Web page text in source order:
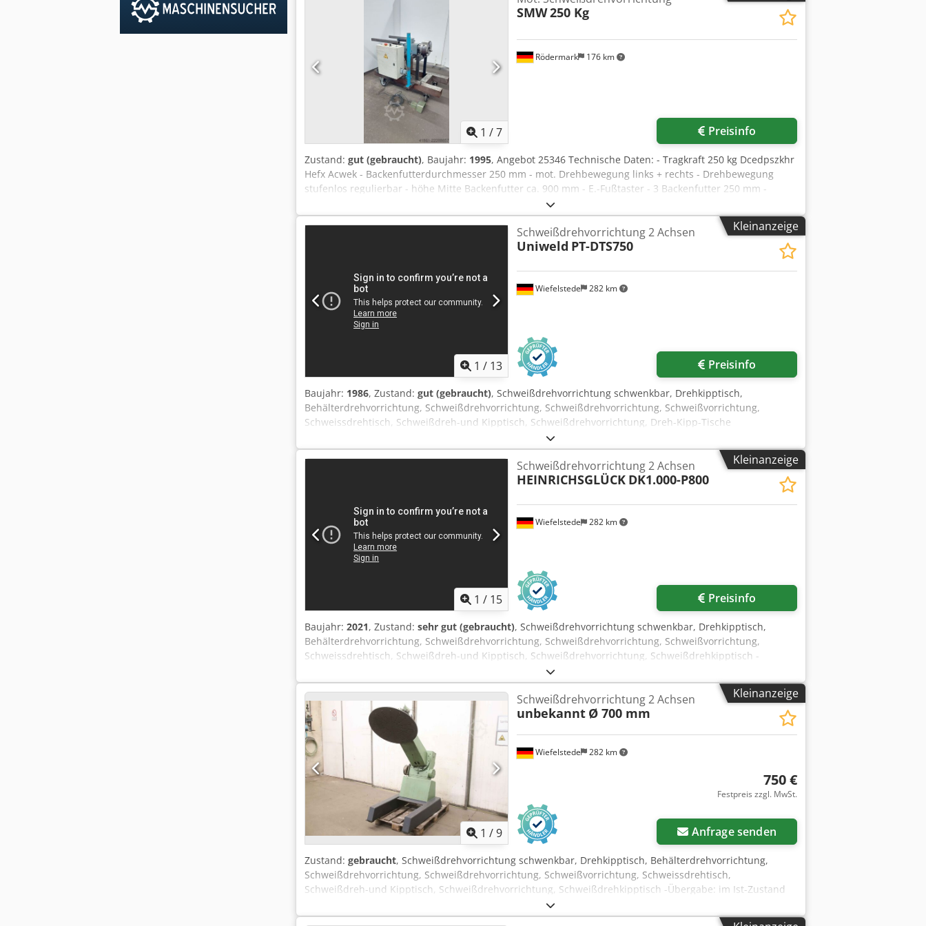
1 /7
Rödermark 176 km
SMW250 Kg
Preisinfo
Zustand: gut (gebraucht), Baujahr: 1995, Angebot 25346 Technische Daten: - Tragkraft 250 kg Dcedpszkhr
Hefx Acwek - Backenfutterdurchmesser 250 mm - mot. Drehbewegung links + rechts - Drehbewegung
stufenlos regulierbar - höhe Mitte Backenfutter ca. 900 mm - E.-Fußtaster - 3 Backenfutter 250 mm -
Fahrbares Untergestell - Platzbedarf ca. B 800 x H 1200 x T 1400 mm - Gewicht ca. 350 kg
Kleinanzeige
1 / 13
Wiefelstede 282 km
Schweißdrehvorrichtung 2 Achsen
Uniweld PT-DTS750
Preisinfo
Baujahr: 1986, Zustand: gut (gebraucht), Schweißdrehvorrichtung schwenkbar, Drehkipptisch,
Behälterdrehvorrichtung, Schweißdrehvorrichtung, Schweißdrehvorrichtung, Schweißvorrichtung,
Schweissdrehtisch, Schweißdreh-und Kipptisch, Schweißdrehvorrichtung, Dreh-Kipp-Tische
Positioniervorrichtung -Tisch: ist kippbar 360° -Aufspanndurchmesser: 850 mm -Antrieb: 3,5 kW -Achsen:
2 Stück -neigbar: elektrisch -Höhenverstellung: Nein -Abmessungen: 4000/1480/H1350 mm -Eigengewicht:
Kleinanzeige
1 / 15
Wiefelstede 282 km
Schweißdrehvorrichtung 2 Achsen
HEINRICHSGLÜCK DK1.000-P800
Preisinfo
Baujahr: 2021, Zustand: sehr gut (gebraucht), Schweißdrehvorrichtung schwenkbar, Drehkipptisch,
Behälterdrehvorrichtung, Schweißdrehvorrichtung, Schweißdrehvorrichtung, Schweißvorrichtung,
Schweissdrehtisch, Schweißdreh-und Kipptisch, Schweißdrehvorrichtung, Schweißdrehkipptisch -
Hersteller: HEINRICHSGLÜCK, Schweißdrehvorrichtung schwenkbar Dodpsy Ul D Dofx Acwjck -Typ:
DK1.000-P800 -Tragfähigkeit: 1000 kg -Steuerung: mit Fußpedal -Dreibackenfutter: Ø 380 mm,
Dreibackenfutter-Bohrung Ø 150 mm -Grundplatte: Ø 800 mm -Drehzahl: 0-1,5 U/min Rechts/Links-Lauf -
Achsen: 2 Stück -neigbar: elektrisch -Höhenverstellung: Nein -Transportabmessung: 1430/1040/H1175 mm
-Gewicht: 913 kg
Kleinanzeige
1 /9
Wiefelstede 282 km
Schweißdrehvorrichtung 2 Achsen
unbekannt Ø 700 mm
750 €
Festpreis zzgl. MwSt.
Anfrage senden
Zustand: gebraucht, Schweißdrehvorrichtung schwenkbar, Drehkipptisch, Behälterdrehvorrichtung,
Schweißdrehvorrichtung, Schweißdrehvorrichtung, Schweißvorrichtung, Schweissdrehtisch,
Schweißdreh-und Kipptisch, Schweißdrehvorrichtung, Schweißdrehkipptisch -Übergabe: im Ist-Zustand
wie besichtigt -Zustand: ohne Antriebsmotoren / Steuerung, siehe Fotos Djdsvmrf Tjpfx Acwock -
Schweißdrehvorrichtung: schwenkbar -Drehteller: Ø 700 mm -Ausladung: 930 mm -Achsen: 2 Stück -